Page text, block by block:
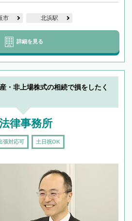
市 北浜駅
詳細を見る
・非上場株式の相続で損をしたく
律事務所
張対応可 土日祝OK